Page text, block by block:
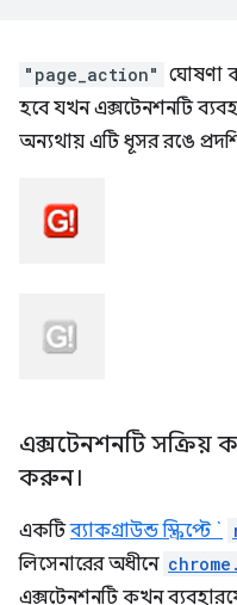
"page_action" ঘোষণা
হবে যখন এক্সটেনশনটি
অন্যথায় এটি ধূসর রঙে
এক্সটেনশনটি সক্রিয়
করুন।
একটিব্যাকগ্রাউন্ড স্ক্রিপ্টে `
লিসেনারের অধীনে
এক্সটেনশনটি কখন